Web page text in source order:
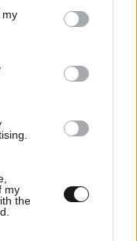
You may click to
third-party tags to
in below Google
my
my
the